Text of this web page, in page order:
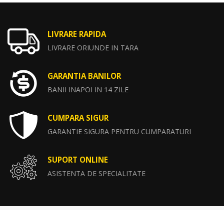
LIVRARE RAPIDA
LIVRARE ORIUNDE IN TARA
GARANTIA BANILOR
BANII INAPOI IN 14 ZILE
CUMPARA SIGUR
GARANTIE SIGURA PENTRU CUMPARATURI
SUPORT ONLINE
ASISTENTA DE SPECIALITATE